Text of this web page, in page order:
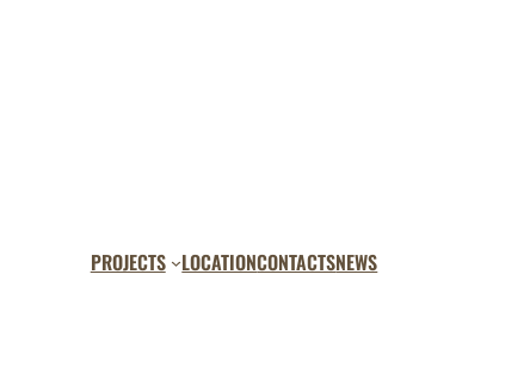
PROJECTS LOCATIONCONTACTSNEWS